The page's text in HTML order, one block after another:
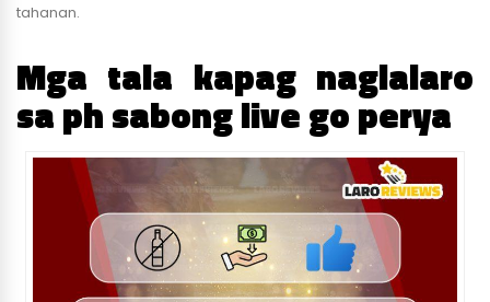
tahanan.
Mga tala kapag naglalaro
sa ph sabong live go perya